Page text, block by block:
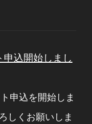
申込開始しまし
申込を開始しま
しくお願いしま